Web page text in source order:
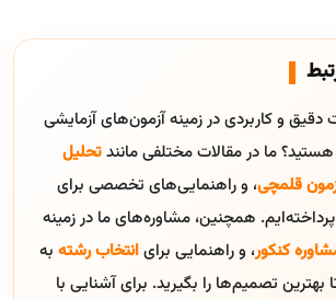
دقیق و کاربردی در زمینه آزمون‌های آزمایشی
هستید؟ ما در مقالات مختلفی مانندتحلیل
قلمچی، و راهنمایی‌های تخصصی برای
پرداخته‌ایم. همچنین، مشاوره‌های ما در زمینه
کنکور، و راهنمایی برایانتخاب رشته به
تصمیم‌ها را بگیرید. برای آشنایی با